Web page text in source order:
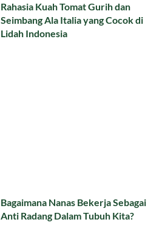
Rahasia Kuah Tomat Gurih dan
Seimbang Ala Italia yang Cocok di
Lidah Indonesia
Bagaimana Nanas Bekerja Sebagai
Anti Radang Dalam Tubuh Kita?